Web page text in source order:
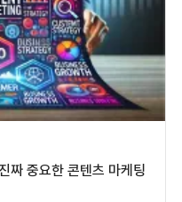
짜 중요한 콘텐츠 마케팅